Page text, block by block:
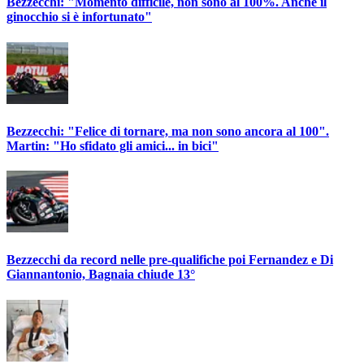
ginocchio si è infortunato"
Bezzecchi: "Felice di tornare, ma non sono ancora al 100".
Martin: "Ho sfidato gli amici... in bici"
Bezzecchi da record nelle pre-qualifiche poi Fernandez e Di
Giannantonio, Bagnaia chiude 13°